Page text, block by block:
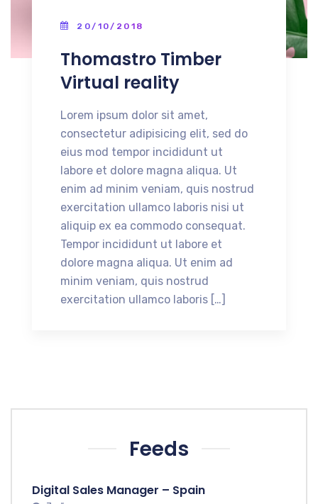
20/10/2018
Thomastro Timber
Virtual reality
Lorem ipsum dolor sit amet,
consectetur adipisicing elit, sed do
eius mod tempor incididunt ut
labore et dolore magna aliqua. Ut
enim ad minim veniam, quis nostrud
exercitation ullamco laboris nisi ut
aliquip ex ea commodo consequat.
Tempor incididunt ut labore et
dolore magna aliqua. Ut enim ad
minim veniam, quis nostrud
exercitation ullamco laboris […]
Feeds
Digital Sales Manager – Spain